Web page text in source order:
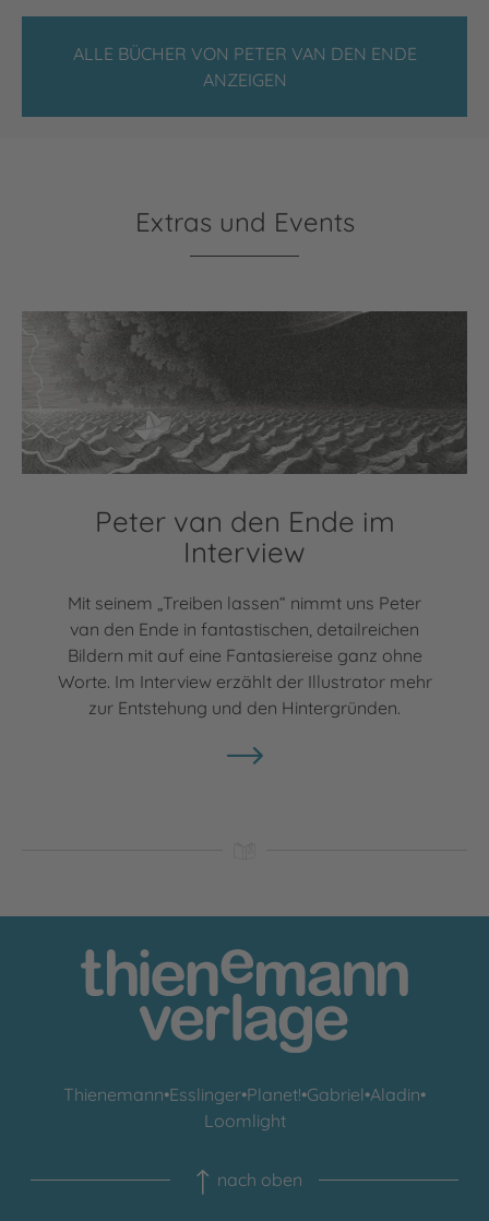
ALLE BÜCHER VON PETER VAN DEN ENDE
ANZEIGEN
Extras und Events
Peter van den Ende im
Interview
Mit seinem „Treiben lassen“ nimmt uns Peter
van den Ende in fantastischen, detailreichen
Bildern mit auf eine Fantasiereise ganz ohne
Worte. Im Interview erzählt der Illustrator mehr
zur Entstehung und den Hintergründen.
Thienemann•Esslinger•Planet!•Gabriel•Aladin•
Loomlight
nach oben